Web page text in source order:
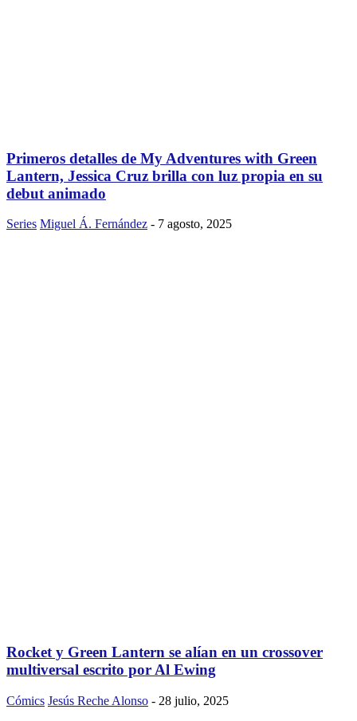
Primeros detalles de My Adventures with Green
Lantern, Jessica Cruz brilla con luz propia en su
debut animado
Series Miguel Á. Fernández - 7 agosto, 2025
Rocket y Green Lantern se alían en un crossover
multiversal escrito por Al Ewing
Cómics Jesús Reche Alonso - 28 julio, 2025